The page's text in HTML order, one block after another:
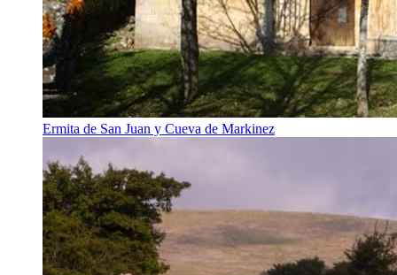
Ermita de San Juan y Cueva de Markinez